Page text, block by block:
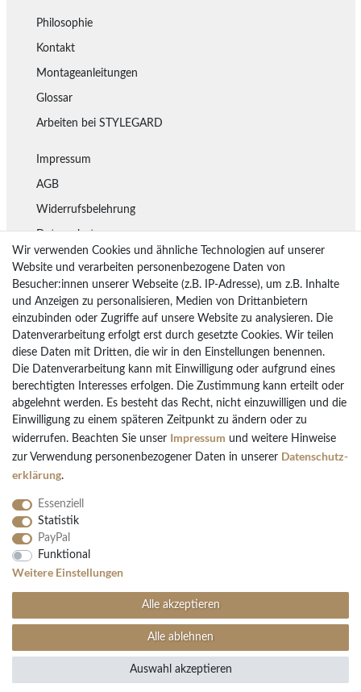
Philosophie
Kontakt
Montageanleitungen
Glossar
Arbeiten bei STYLEGARD
Impressum
AGB
Widerrufsbelehrung
Datenschutz
Lieferung
Rückgaberecht
Vertrag widerrufen
Bezahlarten
PayPal
Vorkasse Überweisung
Kreditkarten
Kauf auf Rechnung
Folgen Sie uns
Wir verwenden Cookies und ähnliche Technologien auf unserer
Website und verarbeiten personenbezogene Daten von
Besucher:innen unserer Webseite (z.B. IP-Adresse), um z.B. Inhalte
und Anzeigen zu personalisieren, Medien von Drittanbietern
einzubinden oder Zugriffe auf unsere Website zu analysieren. Die
Datenverarbeitung erfolgt erst durch gesetzte Cookies. Wir teilen
diese Daten mit Dritten, die wir in den Einstellungen benennen.
Die Datenverarbeitung kann mit Einwilligung oder aufgrund eines
berechtigten Interesses erfolgen. Die Zustimmung kann erteilt oder
abgelehnt werden. Es besteht das Recht, nicht einzuwilligen und die
Einwilligung zu einem späteren Zeitpunkt zu ändern oder zu
widerrufen. Beachten Sie unser Impressum und weitere Hinweise
zur Verwendung personenbezogener Daten in unserer Daten­schutz­
erklärung.
Essenziell
Statistik
PayPal
Funktional
Weitere Einstellungen
Alle akzeptieren
Alle ablehnen
Auswahl akzeptieren